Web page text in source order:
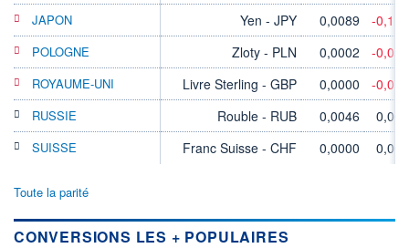
JAPON Yen - JPY 0,0089 -
POLOGNE Zloty - PLN 0,0002 -
ROYAUME-UNI Livre Sterling - GBP 0,0000 -
RUSSIE Rouble - RUB 0,0046
SUISSE Franc Suisse - CHF 0,0000
Toute la parité
CONVERSIONS LES + POPULAIRES